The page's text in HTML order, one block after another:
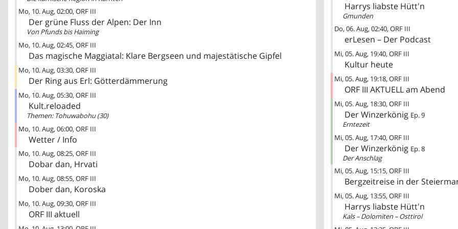
Mo, 10. Aug 02:00 ORF III
Der grüne Fluss der Alpen: Der Inn
Von Pfunds bis Haiming
Mo, 10. Aug 02:45 ORF III
Das magische Maggiatal: Klare Bergseen und majestätische Gipfel
Mo, 10. Aug 03:30 ORF III
Der Ring aus Erl: Götterdämmerung
Mo, 10. Aug 05:30 ORF III
Kult.reloaded
Themen: Tohuwabohu (30)
Mo, 10. Aug 06:00 ORF III
Wetter / Info
Mo, 10. Aug 08:25 ORF III
Dobar dan, Hrvati
Mo, 10. Aug 08:55 ORF III
Dober dan, Koroska
Mo, 10. Aug 09:30 ORF III
ORF III aktuell
Harrys liabste Hütt'n
Gmunden
Do, 06. Aug 02:40 ORF III
erLesen – Der Podcast
Mi, 05. Aug 19:40 ORF III
Kultur heute
Mi, 05. Aug 19:18 ORF III
ORF III AKTUELL am Abend
Mi, 05. Aug 18:30 ORF III
Der Winzerkönig Ep. 9
Erntezeit
Mi, 05. Aug 17:40 ORF III
Der Winzerkönig Ep. 8
Der Anschlag
Mi, 05. Aug 15:15 ORF III
Bergzeitreise in der
Mi, 05. Aug 13:55 ORF III
Harrys liabste Hütt'n
Kals – Dolomiten – Osttirol